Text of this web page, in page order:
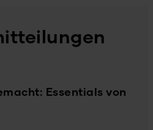
Essentials von